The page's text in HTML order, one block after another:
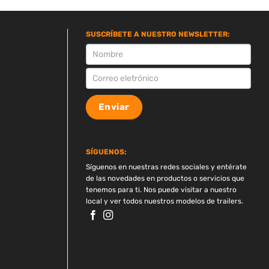
SUSCRÍBETE A NUESTRO NEWSLETTER:
SUSCRIPCION
Enviar
SÍGUENOS:
Síguenos en nuestras redes sociales y entérate
de las novedades en productos o servicios que
tenemos para ti. Nos puede visitar a nuestro
local y ver todos nuestros modelos de trailers.